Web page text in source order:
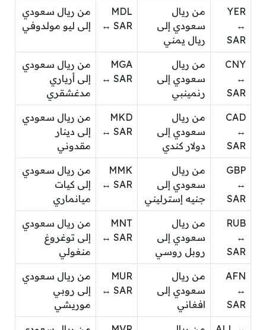
YER
↔
SAR
من ريال
سعودي إلى
ريال يمني
MDL
↔ SAR
من ريال سعودي
إلى ليو مولدوفي
CNY
↔
SAR
من ريال
سعودي إلى
رنمينبي
MGA
↔ SAR
من ريال سعودي
إلى أرياري
مدغشقري
CAD
↔
SAR
من ريال
سعودي إلى
دولار كندي
MKD
↔ SAR
من ريال سعودي
إلى دينار
مقدوني
GBP
↔
SAR
من ريال
سعودي إلى
جنيه إسترليني
MMK
↔ SAR
من ريال سعودي
إلى كيات
ميانماري
RUB
↔
SAR
من ريال
سعودي إلى
روبل روسي
MNT
↔ SAR
من ريال سعودي
إلى توغروغ
منغولي
AFN
↔
SAR
من ريال
سعودي إلى
افغاني
MUR
↔ SAR
من ريال سعودي
إلى روبي
موريشي